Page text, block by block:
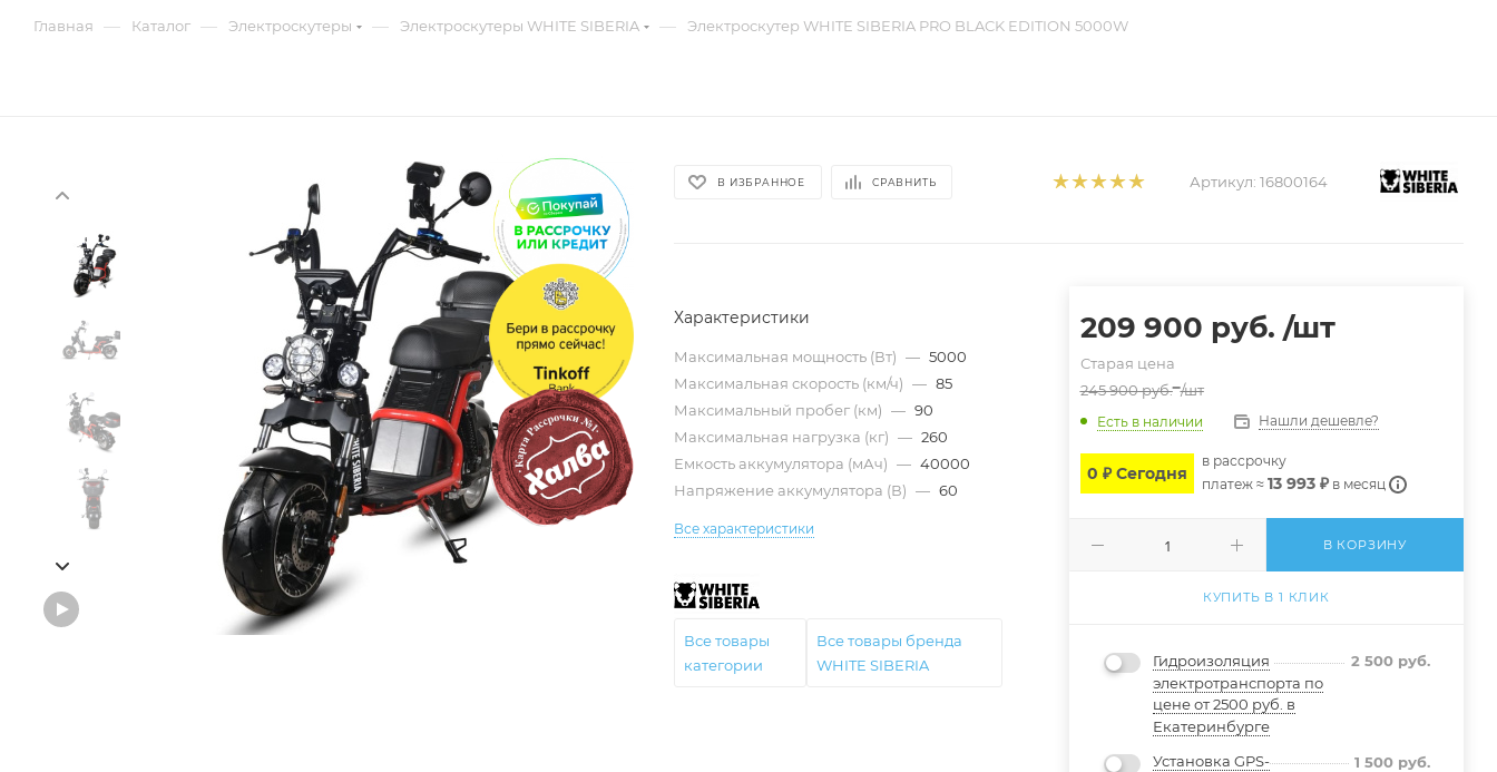
Главная — Каталог — Электроскутеры — Электроскутеры WHITE SIBERIA — Электроскутер WHITE SIBERIA PRO BLACK EDITION 5000W
В ИЗБРАННОЕ СРАВНИТЬ Артикул: 16800164
Характеристики
Максимальная мощность (Вт) — 5000
Максимальная скорость (км/ч) — 85
Максимальный пробег (км) — 90
Максимальная нагрузка (кг) — 260
Емкость аккумулятора (мАч) — 40000
Напряжение аккумулятора (В) — 60
Все характеристики
Все товары
категории
Все товары бренда
WHITE SIBERIA
209 900 руб. /шт
Старая цена
245 900руб. /шт
Есть в наличии Нашли дешевле?
0 ₽ Сегодня
в расcрочку
платеж ≈ 13 993 ₽в месяц
В КОРЗИНУ
КУПИТЬ В 1 КЛИК
Гидроизоляция
электротранспорта по
цене от 2500 руб. в
Екатеринбурге
2 500руб.
Установка GPS-
1 500руб.